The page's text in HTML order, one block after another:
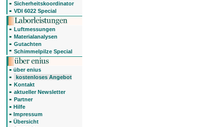
Sicherheitskoordinator
VDI 6022 Special
Luftmessungen
Materialanalysen
Gutachten
Schimmelpilze Special
über enius
kostenloses Angebot
Kontakt
aktueller Newsletter
Partner
Hilfe
Impressum
Übersicht